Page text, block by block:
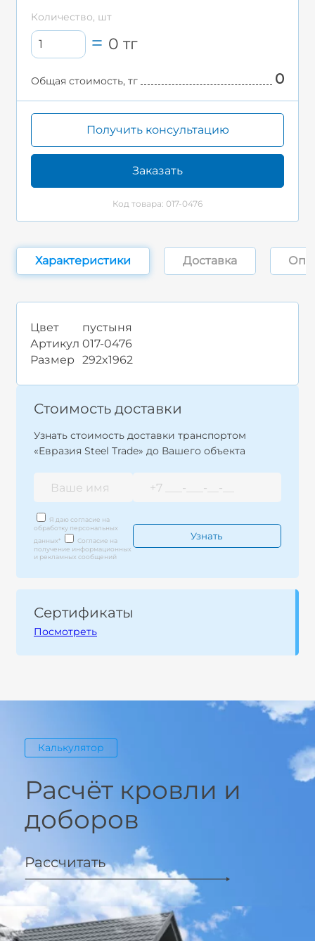
Количество, шт
0тг
Общая стоимость, тг 0
Получить консультацию
Заказать
Код товара: 017-0476
Характеристики Доставка
Цвет
пустыня
Артикул 017-0476
Размер
292x1962
Стоимость доставки
Узнать стоимость доставки транспортом
«Евразия Steel Trade» до Вашего объекта
Я даю согласие на
обработку персональных
данных*
Согласие на
получение информационных
и рекламных сообщений
Сертификаты
Посмотреть
Калькулятор
Расчёт кровли и
доборов
Рассчитать